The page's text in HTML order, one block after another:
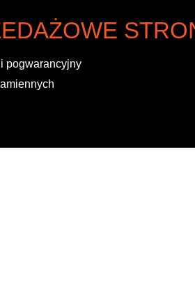
pogwarancyjny